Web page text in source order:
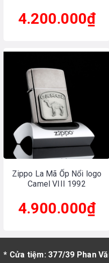
4.200.000₫
Zippo La Mã Ốp Nổi logo
Camel VIII 1992
4.900.000₫
* Cửa tiệm: 377/39 Phan